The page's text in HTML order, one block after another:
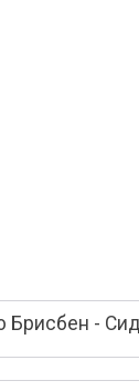
Брисбен -